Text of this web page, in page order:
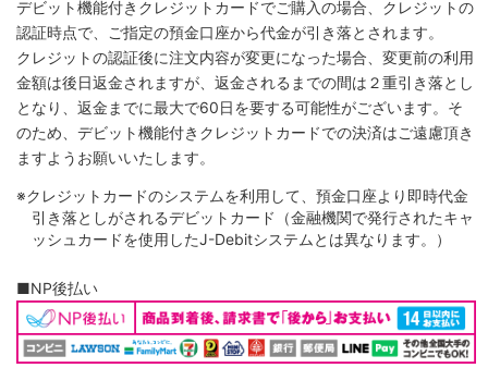
デビット機能付きクレジットカードでご購入の場合、クレジットの
認証時点で、ご指定の預金口座から代金が引き落とされます。
クレジットの認証後に注文内容が変更になった場合、変更前の利用
金額は後日返金されますが、返金されるまでの間は２重引き落とし
となり、返金までに最大で60日を要する可能性がございます。そ
のため、デビット機能付きクレジットカードでの決済はご遠慮頂き
ますようお願いいたします。
※クレジットカードのシステムを利用して、預金口座より即時代金
引き落としがされるデビットカード（金融機関で発行されたキャ
ッシュカードを使用したJ-Debitシステムとは異なります。）
■NP後払い